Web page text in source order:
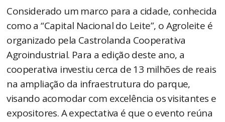
Considerado um marco para a cidade, conhecida
como a “Capital Nacional do Leite”, o Agroleite é
organizado pela Castrolanda Cooperativa
Agroindustrial. Para a edição deste ano, a
cooperativa investiu cerca de 13 milhões de reais
na ampliação da infraestrutura do parque,
visando acomodar com excelência os visitantes e
expositores. A expectativa é que o evento reúna